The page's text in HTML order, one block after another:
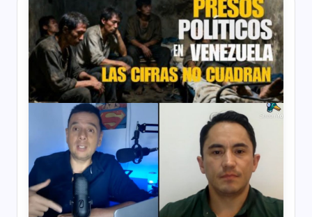
t
o
rí
(
t
e
la
Fundación
Bogotá
Mía
ofrece
para
las
los
sectores
de